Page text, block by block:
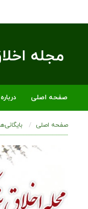
مجله
صفحه اصلی
صفحه اصلی